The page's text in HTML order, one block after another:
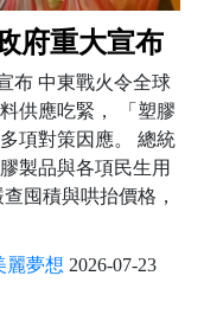
府重大宣布
布 中東戰火令全球
供應吃緊， 「塑膠
項對策因應。 總統
製品與各項民生用
囤積與哄抬價格，
麗夢想 2026-07-23